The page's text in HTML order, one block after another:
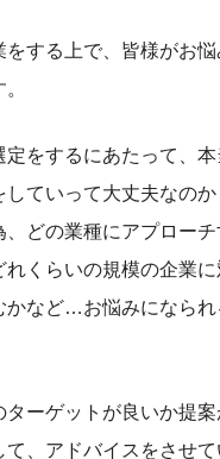
をする上で、皆様がお
定をするにあたって、
していって大丈夫なの
、どの業種にアプロー
くらいの規模の企業に
かなど…お悩みになら
ターゲットが良いか提
て、アドバイスをさせて